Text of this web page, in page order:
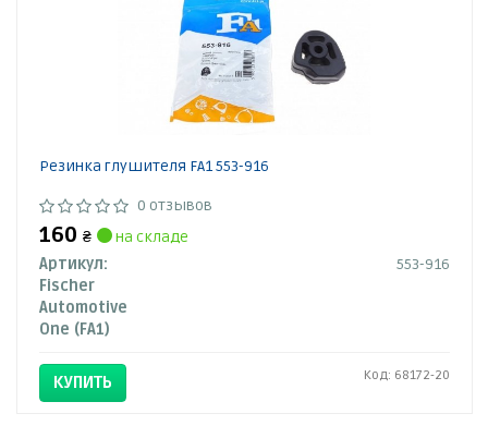
Резинка глушителя FA1 553-916
0 отзывов
160 ₴
на складе
Артикул:
553-916
Fischer
Automotive
One (FA1)
КУПИТЬ Код: 68172-20